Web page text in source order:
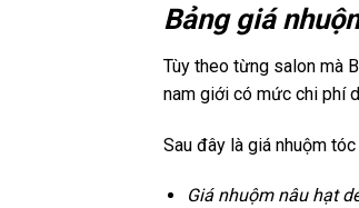
Bảng giá
Tùy theo từng salon mà
nam giới có mức chi phí
Sau đây là giá nhuộm
Giá nhuộm nâu hạt